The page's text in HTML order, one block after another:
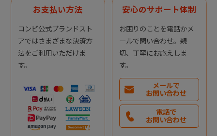
お支払い方法
コンビ公式ブランドスト
アではさまざまな決済方
法をご利用いただけま
す。
安心のサポート体制
お困りのことを電話かメ
ールで問い合わせ。親
切、丁寧にお応えしま
す。
メールで
お問い合わせ
電話で
お問い合わせ